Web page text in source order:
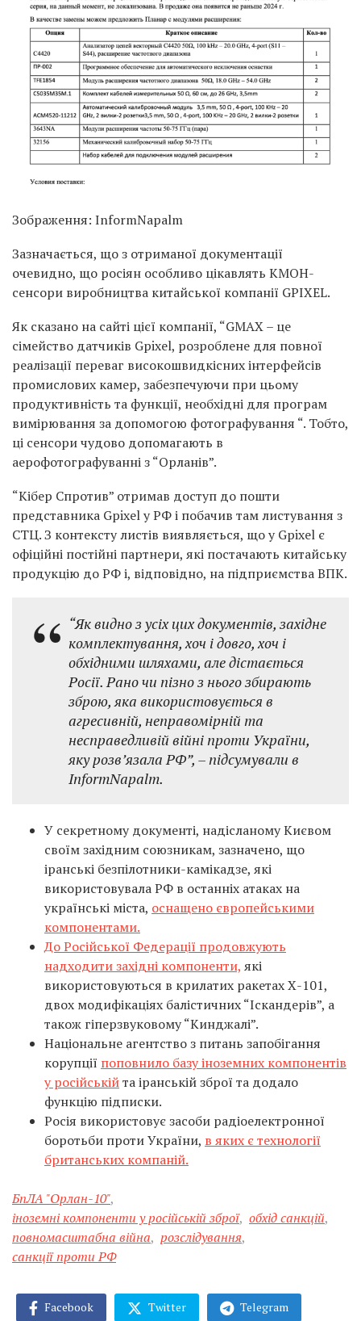
Зображення: InformNapalm
Зазначається, що з отриманої документації
очевидно, що росіян особливо цікавлять КМОН-
сенсори виробництва китайської компанії GPIXEL.
Як сказано на сайті цієї компанії, “GMAX – це
сімейство датчиків Gpixel, розроблене для повної
реалізації переваг високошвидкісних інтерфейсів
промислових камер, забезпечуючи при цьому
продуктивність та функції, необхідні для програм
вимірювання за допомогою фотографування “. Тобто,
ці сенсори чудово допомагають в
аерофотографуванні з “Орланів”.
“Кібер Спротив” отримав доступ до пошти
представника Gpixel у РФ і побачив там листування з
СТЦ. З контексту листів виявляється, що у Gpixel є
офіційні постійні партнери, які постачають китайську
продукцію до РФ і, відповідно, на підприємства ВПК.
“Як видно з усіх цих документів, західне
комплектування, хоч і довго, хоч і
обхідними шляхами, але дістається
Росії. Рано чи пізно з нього збирають
зброю, яка використовується в
агресивній, неправомірній та
несправедливій війні проти України,
яку розв’язала РФ”, – підсумували в
InformNapalm.
У секретному документі, надісланому Києвом
своїм західним союзникам, зазначено, що
іранські безпілотники-камікадзе, які
використовувала РФ в останніх атаках на
українські міста, оснащено європейськими
компонентами.
До Російської Федерації продовжують
надходити західні компоненти, які
використовуються в крилатих ракетах Х-101,
двох модифікаціях балістичних “Іскандерів”, а
також гіперзвуковому “Кинджалі”.
Національне агентство з питань запобігання
корупції поповнило базу іноземних компонентів
у російськійта іранській зброї та додало
функцію підписки.
Росія використовує засоби радіоелектронної
боротьби проти України, в яких є технології
британських компаній.
БпЛА "Орлан-10",
іноземні компоненти у російській зброї, обхід санкцій,
повномасштабна війна, розслідування,
санкції проти РФ
Facebook Twitter Telegram